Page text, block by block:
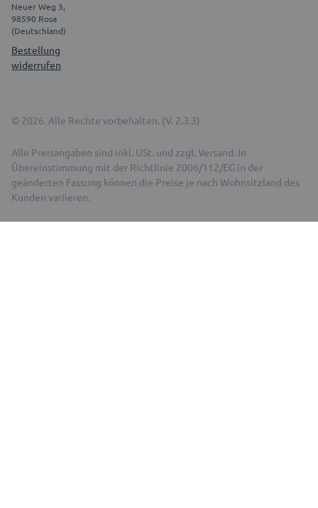
Neuer Weg 3,
98590 Rosa
(Deutschland)
Bestellung
widerrufen
© 2026. Alle Rechte vorbehalten. (V. 2.3.3)
Alle Preisangaben sind inkl. USt. und zzgl. Versand. In
Übereinstimmung mit der Richtlinie 2006/112/EG in der
geänderten Fassung können die Preise je nach Wohnsitzland des
Kunden variieren.